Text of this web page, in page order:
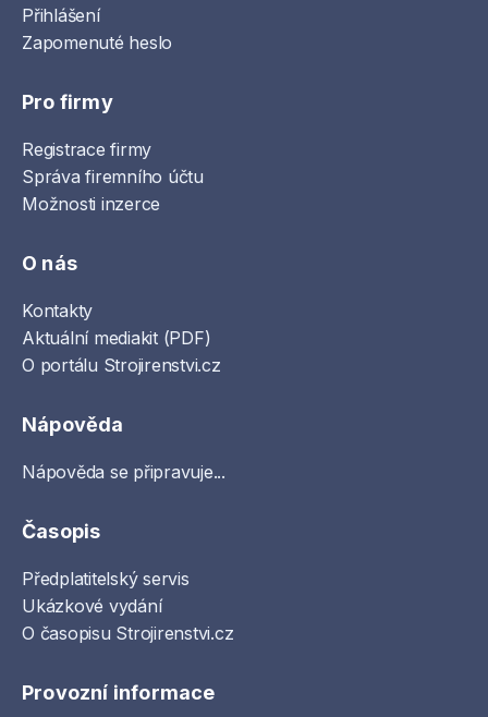
Přihlášení
Zapomenuté heslo
Pro firmy
Registrace firmy
Správa firemního účtu
Možnosti inzerce
O nás
Kontakty
Aktuální mediakit (PDF)
O portálu Strojirenstvi.cz
Nápověda
Nápověda se připravuje...
Časopis
Předplatitelský servis
Ukázkové vydání
O časopisu Strojirenstvi.cz
Provozní informace